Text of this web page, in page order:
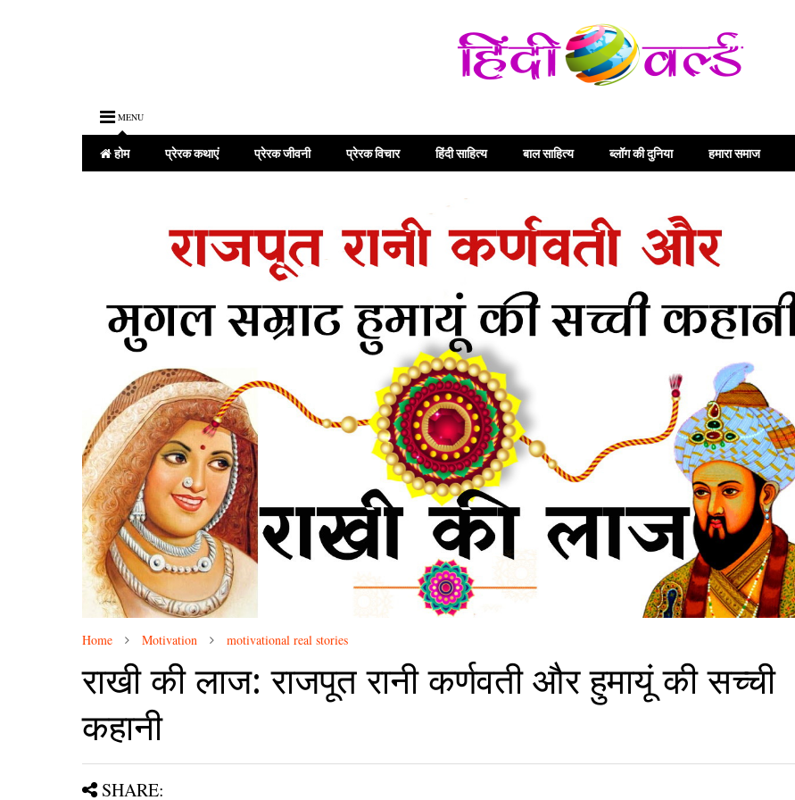
MENU
होम प्रेरक कथाएं प्रेरक जीवनी प्रेरक विचार हिंदी साहित्य बाल साहित्य ब्लॉग की दुनिया हमारा समाज
Home Motivation motivational real stories
राखी की लाज: राजपूत रानी कर्णवती और हुमायूं की सच्ची
कहानी
SHARE: